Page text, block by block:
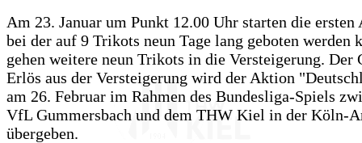
Am 23. Januar um Punkt 12.00 Uhr starten die ersten
bei der auf 9 Trikots neun Tage lang geboten werden
gehen weitere neun Trikots in die Versteigerung. Der
Erlös aus der Versteigerung wird der Aktion
am 26. Februar im Rahmen des Bundesliga-Spiels
VfL Gummersbach und dem THW Kiel in der Köln-
übergeben.